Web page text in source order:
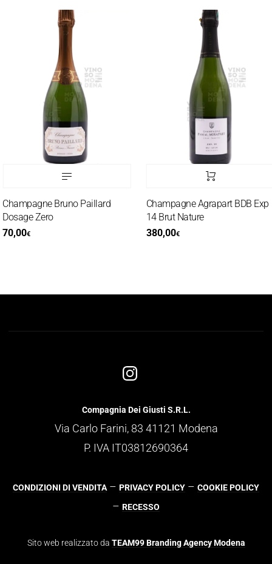
Bruno Paillard
Zero
€
Champagne Agrapart BDB Exp
14 Brut Nature
380,00€
Compagnia Dei Giusti S.R.L.
Via Carlo Farini, 83 41121 Modena
P. IVA IT03812690364
CONDIZIONI DI VENDITA – PRIVACY POLICY – COOKIE POLICY
– RECESSO
Sito web realizzato da TEAM99 Branding Agency Modena